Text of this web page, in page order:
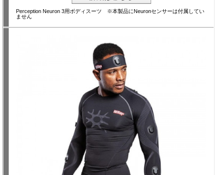
Perception Neuron 3用ボディスーツ ※本製品にNeuronセンサーは付属してい
ません